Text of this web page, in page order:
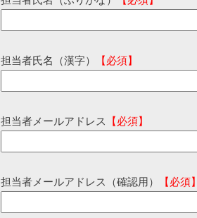
担当者氏名（漢字） 【必須】
担当者メールアドレス 【必須】
担当者メールアドレス（確認用） 【必須